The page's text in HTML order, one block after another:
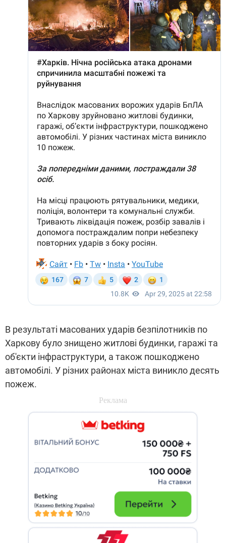
В результаті масованих ударів безпілотників по
Харкову було знищено житлові будинки, гаражі та
об'єкти інфраструктури, а також пошкоджено
автомобілі. У різних районах міста виникло десять
пожеж.